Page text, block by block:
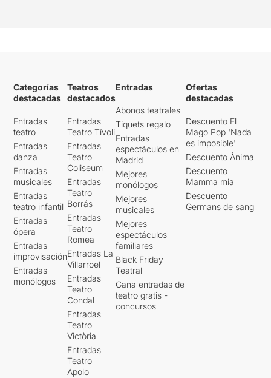
Categorías
destacadas
Entradas
teatro
Entradas
danza
Entradas
musicales
Entradas
teatro infantil
Entradas
ópera
Entradas
improvisación
Entradas
monólogos
Teatros
destacados
Entradas
Teatro Tívoli
Entradas
Teatro
Coliseum
Entradas
Teatro
Borrás
Entradas
Teatro
Romea
Entradas La
Villarroel
Entradas
Teatro
Condal
Entradas
Teatro
Victòria
Entradas
Teatro
Apolo
Entradas
Abonos teatrales
Tiquets regalo
Entradas
espectáculos en
Madrid
Mejores
monólogos
Mejores
musicales
Mejores
espectáculos
familiares
Black Friday
Teatral
Gana entradas de
teatro gratis -
concursos
Ofertas
destacadas
Descuento El
Mago Pop 'Nada
es imposible'
Descuento Ànima
Descuento
Mamma mia
Descuento
Germans de sang